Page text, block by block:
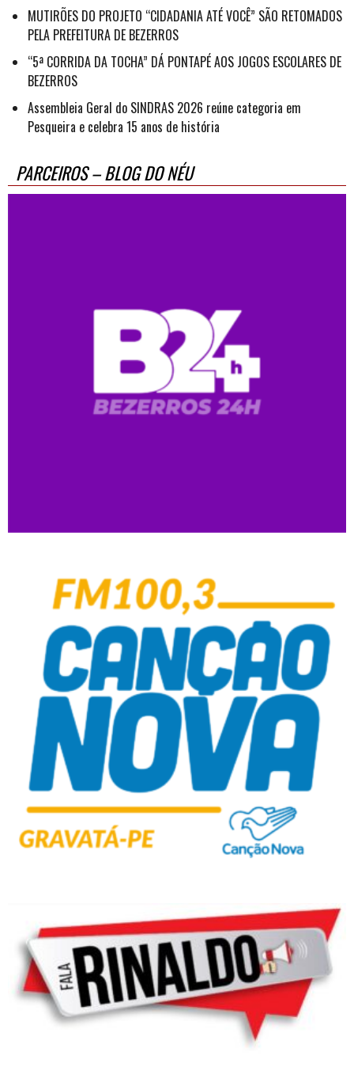
MUTIRÕES DO PROJETO “CIDADANIA ATÉ VOCÊ” SÃO RETOMADOS
PELA PREFEITURA DE BEZERROS
“5ª CORRIDA DA TOCHA” DÁ PONTAPÉ AOS JOGOS ESCOLARES DE
BEZERROS
Assembleia Geral do SINDRAS 2026 reúne categoria em
Pesqueira e celebra 15 anos de história
PARCEIROS – BLOG DO NÉU